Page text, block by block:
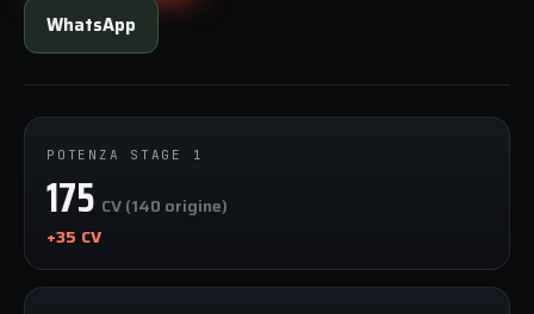
WhatsApp
POTENZA STAGE 1
175 CV (140 origine)
+35 CV